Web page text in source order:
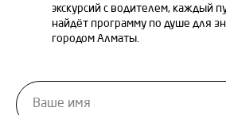
экскурсий с водителем, каждый
найдёт программу по душе для
городом Алматы.